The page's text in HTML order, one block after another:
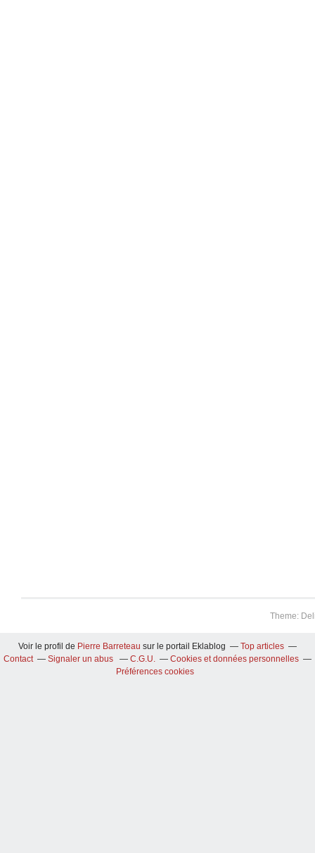
Theme:
Voir le profil de Pierre Barreteau sur le portail Eklablog
Top articles
Contact
Signaler un abus C.G.U.
Cookies et données personnelles
Préférences cookies